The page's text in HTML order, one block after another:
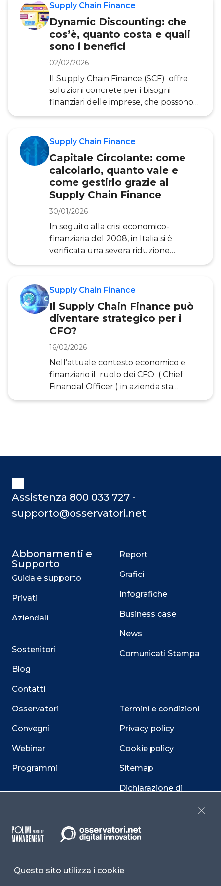
una chiave per il cambiamento, grazie
ad un’evoluzione del sistema di rating
che tenga conto non solo dei dati
finanziari ma anche di quelli della
supply chain. Dato il ruolo
fondamentale delle modalità di ratin
Supply Chain Finance
Dynamic Discounting: che
cos’è, quanto costa e quali
sono i benefici
02/02/2026
Il Supply Chain Finance (SCF) offre
soluzioni concrete per i bisogni
finanziari delle imprese, che possono
far leva sul loro ruolo all’interno della
Capitale Circolante. Tra le soluzioni più
è il Dynamic Discounting che,
attraverso una piattaforma, supporta
e rafforza la filiera senza
necessariamente richiedere
l’intermediazione diretta di un ente
bancario tradizionale. Il Dynamic
Discounting (D
Supply Chain Finance
Capitale Circolante: come
calcolarlo, quanto vale e
come gestirlo grazie al
Supply Chain Finance
30/01/2026
In seguito alla crisi economico-
finanziaria del 2008, in Italia si è
verificata una severa riduzione
dell’erogazione di credito da parte
di pagamento. Di conseguenza, il
Circolante – da sempre indicatore
chiave delle esigenze di liquidità di
breve termine delle imprese – è
diventato fondamentale sia per le
imprese sia per le supply chain. In
questo contesto, sono emerse
soluzioni di Supply Chain Finance
Supply Chain Finance
Il Supply Chain Finance può
diventare strategico per i
CFO?
16/02/2026
Nell’attuale contesto economico e
finanziario il ruolo dei CFO ( Chief
Financial Officer ) in azienda sta
diventando ancora più strategico,
dell’impresa a 360°. Scopriamo nel
Finance offrono un valido supporto
Assistenza 800 033 727 -
supporto@osservatori.net
Abbonamenti e
Supporto
Guida e supporto
Privati
Aziendali
Sostenitori
Blog
Contatti
Osservatori
Convegni
Webinar
Programmi
Report
Grafici
Infografiche
Business case
News
Comunicati Stampa
Termini e condizioni
Privacy policy
Cookie policy
Sitemap
Dichiarazione di
Facebook LinkedIn
Questo sito utilizza i cookie